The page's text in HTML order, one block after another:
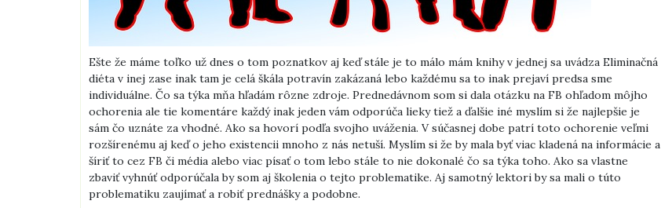
Ešte že máme toľko už dnes o tom poznatkov aj keď stále je to málo mám knihy v jednej sa uvádza Eliminačná
diéta v inej zase inak tam je celá škála potravín zakázaná lebo každému sa to inak prejaví predsa sme
individuálne. Čo sa týka mňa hľadám rôzne zdroje. Prednedávnom som si dala otázku na FB ohľadom môjho
ochorenia ale tie komentáre každý inak jeden vám odporúča lieky tiež a ďalšie iné myslím si že najlepšie je
sám čo uznáte za vhodné. Ako sa hovorí podľa svojho uváženia. V súčasnej dobe patrí toto ochorenie veľmi
rozšírenému aj keď o jeho existencii mnoho z nás netuší. Myslím si že by mala byť viac kladená na informácie a
šíriť to cez FB či média alebo viac písať o tom lebo stále to nie dokonalé čo sa týka toho. Ako sa vlastne
zbaviť vyhnúť odporúčala by som aj školenia o tejto problematike. Aj samotný lektori by sa mali o túto
problematiku zaujímať a robiť prednášky a podobne.